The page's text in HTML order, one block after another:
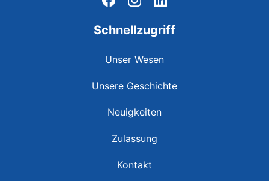
Schnellzugriff
Unser Wesen
Unsere Geschichte
Neuigkeiten
Zulassung
Kontakt